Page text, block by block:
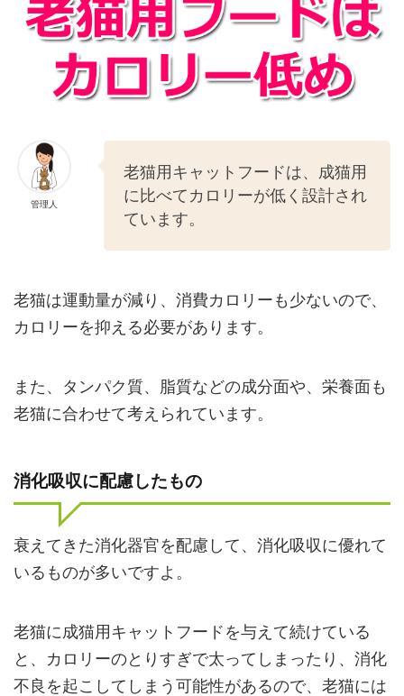
管理人
老猫用キャットフードは、成猫用
に比べてカロリーが低く設計され
ています。
老猫は運動量が減り、消費カロリーも少ないので、
カロリーを抑える必要があります。
また、タンパク質、脂質などの成分面や、栄養面も
老猫に合わせて考えられています。
消化吸収に配慮したもの
衰えてきた消化器官を配慮して、消化吸収に優れて
いるものが多いですよ。
老猫に成猫用キャットフードを与えて続けている
と、カロリーのとりすぎで太ってしまったり、消化
不良を起こしてしまう可能性があるので、老猫には